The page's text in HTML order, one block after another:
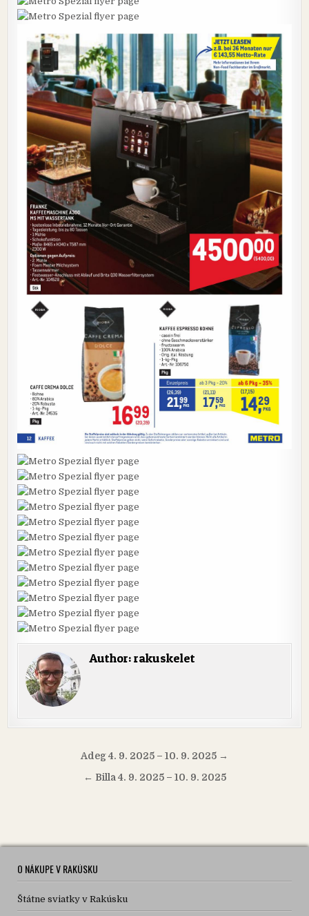
Author:rakuskelet
NavigáciaAdeg 4. 9. 2025 – 10. 9. 2025 →
← Billa 4. 9. 2025 – 10. 9. 2025
O NÁKUPE V RAKÚSKU
Štátne sviatky v Rakúsku